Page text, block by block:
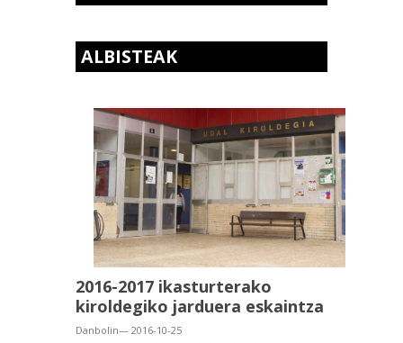
ALBISTEAK
2016-2017 ikasturterako
kiroldegiko jarduera eskaintza
Danbolin— 2016-10-25